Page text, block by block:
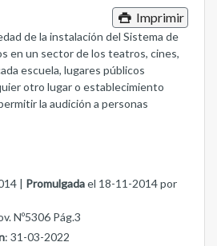
Imprimir
de la instalación del Sistema de
en un sector de los teatros, cines,
escuela, lugares públicos
otro lugar o establecimiento
la audición a personas
| Promulgadael 18-11-2014 por
Nº5306 Pág.3
: 31-03-2022